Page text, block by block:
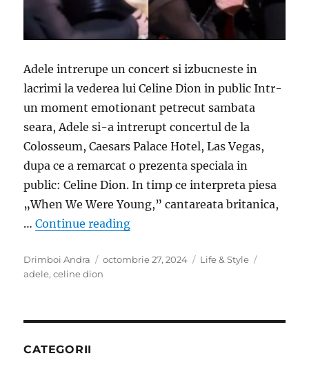
Adele intrerupe un concert si izbucneste in
lacrimi la vederea lui Celine Dion in public Intr-
un moment emotionant petrecut sambata
seara, Adele si-a intrerupt concertul de la
Colosseum, Caesars Palace Hotel, Las Vegas,
dupa ce a remarcat o prezenta speciala in
public: Celine Dion. In timp ce interpreta piesa
„When We Were Young,” cantareata britanica,
…Continue reading„Emotionant! Adele intrerupe
Author
Drimboi Andra
Posted
on
octombrie 27, 2024 Categories
Life & Style
adele,celine dion
CATEGORII